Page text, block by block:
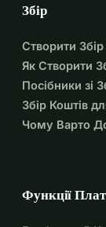
Збір
Створити
Як Створити
Посібники зі
Збір Коштів
Чому Варто
Функції